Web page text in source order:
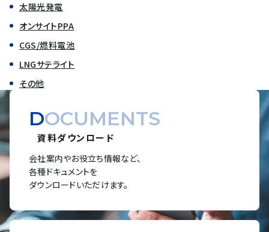
太陽光発電
オンサイトPPA
CGS/燃料電池
LNGサテライト
その他
DOCUMENTS
資料ダウンロード
会社案内やお役立ち情報など、
各種ドキュメントを
ダウンロードいただけます。